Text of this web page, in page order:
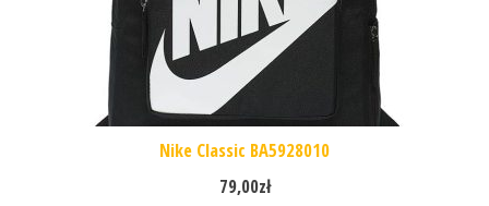
Nike Classic BA5928010
79,00zł